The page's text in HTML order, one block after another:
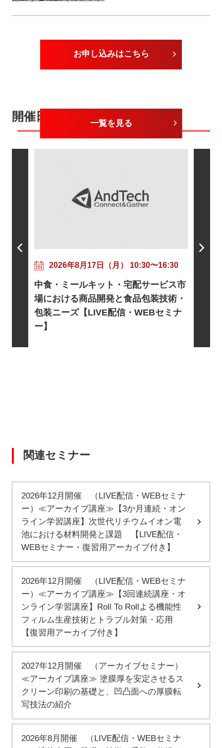
お申し込みはこちら
開催日が近いセミナー
一覧を見る
2026年8月17日（月） 10:30〜16:30
中食・ミールキット・宅配サービス市
場における商品開発と食品包装技術・
包装ニーズ【LIVE配信・WEBセミナ
ー】
関連セミナー
2026年12月開催 （LIVE配信・WEBセミナ
ー）≪アーカイブ講座≫【3か月連続・オン
ライン学習講座】次世代リチウムイオン電
池における材料開発と課題 【LIVE配信・
WEBセミナー・復習用アーカイブ付き】
2026年12月開催 （LIVE配信・WEBセミナ
ー）≪アーカイブ講座≫【3回連続講座・オ
ンライン学習講座】Roll To Rollよる機能性
フィルム生産技術とトラブル対策・応用
【復習用アーカイブ付き】
2027年12月開催 （アーカイブセミナー）
≪アーカイブ講座≫ 塗膜厚を安定させるス
クリーン印刷の基礎と、凹凸面への厚膜転
写技法の紹介
2026年8月開催 （LIVE配信・WEBセミナ